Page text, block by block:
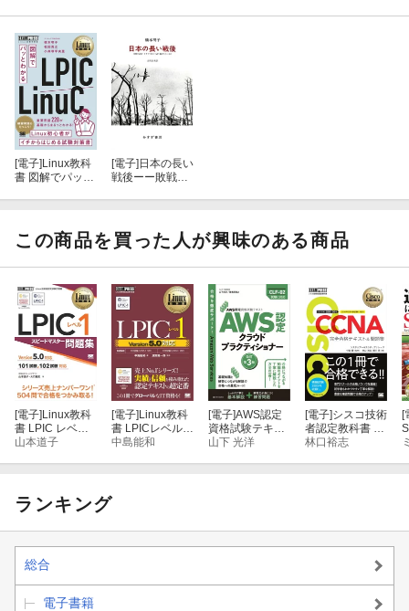
[電子] Linux教科
書 図解でパッと
[電子] 日本の長い
戦後ーー敗戦の
この商品を買った人が興味のある商品
[電子] Linux教科
書 LPIC レベル1
スピードマスタ
山本道子
[電子] Linux教科
書 LPICレベル1
Version5.0対応
中島能和
[電子]AWS認定
資格試験テキス
ト AWS認定 ク
山下 光洋
[電子]シスコ技術
者認定教科書 C
CNA 完全合格テ
林口裕志
[
ランキング
総合
電子書籍